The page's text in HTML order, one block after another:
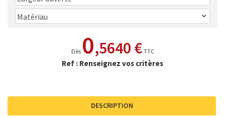
Dès 0,5640 € TTC
Ref : Renseignez vos critères
DESCRIPTION